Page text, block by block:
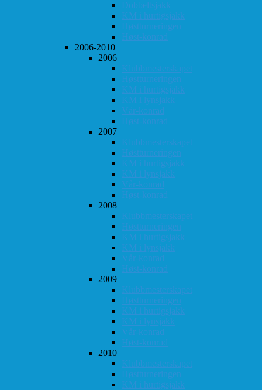
Dobbeltsjakk
KM i hurtigsjakk
Høstturneringen
Høst-konrad
2006-2010
2006
Klubbmesterskapet
Høstturneringen
KM i hurtigsjakk
KM i lynsjakk
Vår-konrad
Høst-konrad
2007
Klubbmesterskapet
Høstturneringen
KM i hurtigsjakk
KM i lynsjakk
Vår-konrad
Høst-konrad
2008
Klubbmesterskapet
Høstturneringen
KM i hurtigsjakk
KM i lynsjakk
Vår-konrad
Høst-konrad
2009
Klubbmesterskapet
Høstturneringen
KM i hurtigsjakk
KM i lynsjakk
Vår-konrad
Høst-konrad
2010
Klubbmesterskapet
Høstturneringen
KM i hurtigsjakk